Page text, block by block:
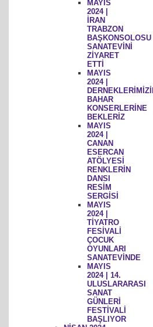
MAYIS
2024 |
İRAN
TRABZON
BAŞKONSOLOSU
SANATEVİNİ
ZİYARET
ETTİ
MAYIS
2024 |
BAHAR
KONSERLERİNE
BEKLERİZ
MAYIS
2024 |
CANAN
ESERCAN
ATÖLYESİ
RENKLERİN
DANSI
RESİM
SERGİSİ
MAYIS
2024 |
TİYATRO
FESİVALİ
ÇOCUK
OYUNLARI
SANATEVİNDE
MAYIS
2024 | 14.
ULUSLARARASI
SANAT
GÜNLERİ
FESTİVALİ
BAŞLIYOR